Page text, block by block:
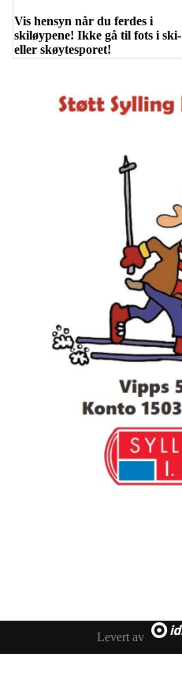
Vis hensyn når du ferdes i
skiløypene! Ikke gå til fots i ski-
eller skøytesporet!
Levert av